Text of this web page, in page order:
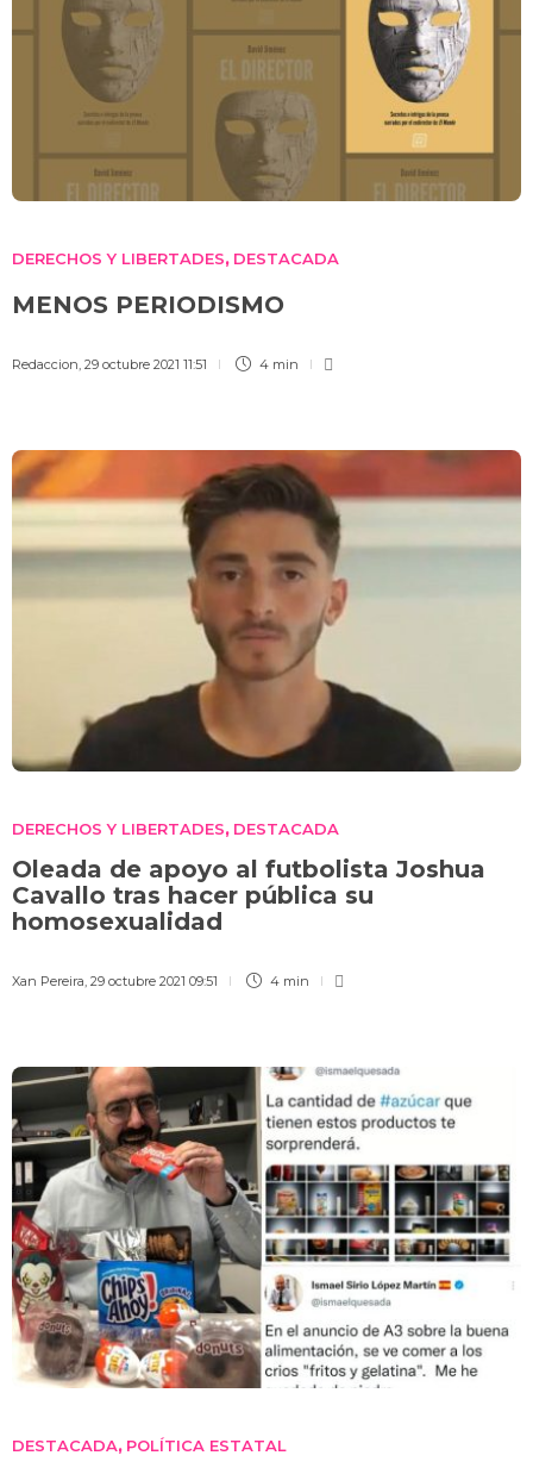
DERECHOS Y LIBERTADES, DESTACADA
MENOS PERIODISMO
Redaccion, 29 octubre 2021 11:51 4 min
DERECHOS Y LIBERTADES, DESTACADA
Oleada de apoyo al futbolista Joshua
Cavallo tras hacer pública su
homosexualidad
Xan Pereira, 29 octubre 2021 09:51 4 min
DESTACADA, POLÍTICA ESTATAL